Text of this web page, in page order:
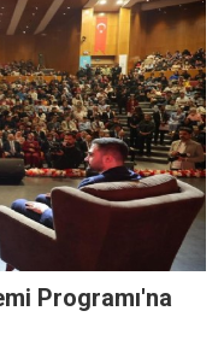
Programı'na